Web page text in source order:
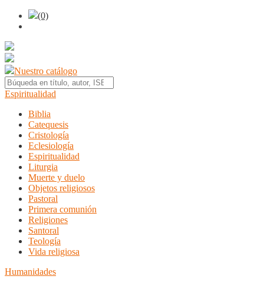
(0)
Nuestro catálogo
Espiritualidad
Biblia
Catequesis
Cristología
Eclesiología
Espiritualidad
Liturgia
Muerte y duelo
Objetos religiosos
Pastoral
Primera comunión
Religiones
Santoral
Teología
Vida religiosa
Humanidades